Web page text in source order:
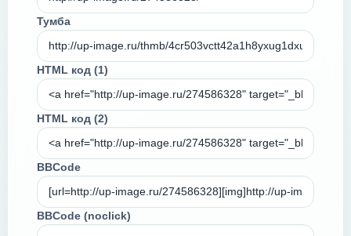
Тумба
HTML код (1)
HTML код (2)
BBCode
BBCode (noclick)